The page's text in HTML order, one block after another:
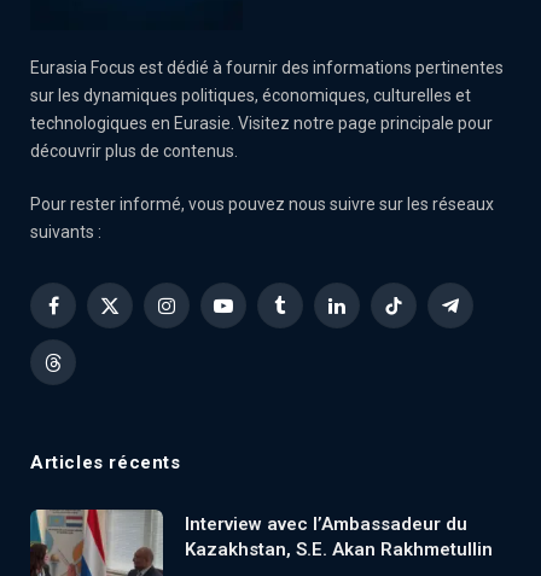
Eurasia Focus est dédié à fournir des informations pertinentes
sur les dynamiques politiques, économiques, culturelles et
technologiques en Eurasie. Visitez notre page principale pour
découvrir plus de contenus.
Pour rester informé, vous pouvez nous suivre sur les réseaux
suivants :
Facebook
X
InstagramYouTubeTumblrLinkedInTikTok Telegram
Threads
Articles récents
Interview avec l’Ambassadeur du
Kazakhstan, S.E. Akan Rakhmetullin